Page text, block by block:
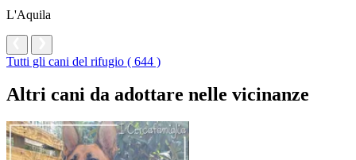
L'Aquila
Tutti gli cani del rifugio ( 644 )
Altri cani da adottare nelle vicinanze